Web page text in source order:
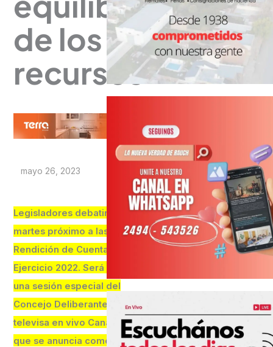
de los
recursos
mayo 26, 2023
Legisladores debatirán el
martes próximo a las 9 la
Rendición de Cuentas del
Ejercicio 2022. Será con
una sesión especial del
Concejo Deliberante –
televisa en vivo Canal 2-
que se anuncia como